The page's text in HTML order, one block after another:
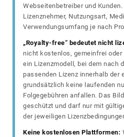
Webseitenbetreiber und
Lizenznehmer, Nutzungsart,
Verwendungsumfang je nach
„Royalty-free“ bedeutet nicht
nicht kostenlos, gemeinfrei oder
ein Lizenzmodell, bei dem nach
passenden Lizenz innerhalb der
grundsätzlich keine laufenden
Folgegebühren anfallen. Das
geschützt und darf nur mit
der jeweiligen
Keine kostenlosen Plattformen: